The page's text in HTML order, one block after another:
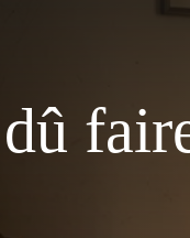
dû